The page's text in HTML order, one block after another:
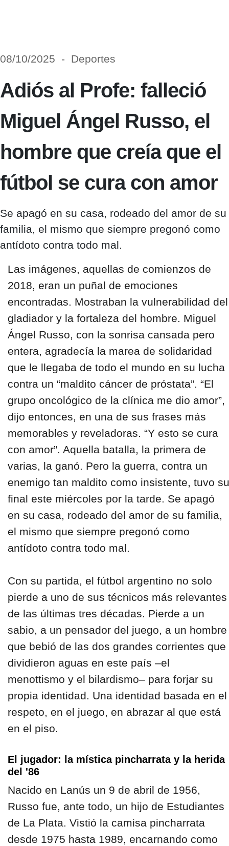
08/10/2025 - Deportes
Adiós al Profe: falleció
Miguel Ángel Russo, el
hombre que creía que el
fútbol se cura con amor
Se apagó en su casa, rodeado del amor de su
familia, el mismo que siempre pregonó como
antídoto contra todo mal.
Las imágenes, aquellas de comienzos de
2018, eran un puñal de emociones
encontradas. Mostraban la vulnerabilidad del
gladiador y la fortaleza del hombre. Miguel
Ángel Russo, con la sonrisa cansada pero
entera, agradecía la marea de solidaridad
que le llegaba de todo el mundo en su lucha
contra un “maldito cáncer de próstata”. “El
grupo oncológico de la clínica me dio amor”,
dijo entonces, en una de sus frases más
memorables y reveladoras. “Y esto se cura
con amor”. Aquella batalla, la primera de
varias, la ganó. Pero la guerra, contra un
enemigo tan maldito como insistente, tuvo su
final este miércoles por la tarde. Se apagó
en su casa, rodeado del amor de su familia,
el mismo que siempre pregonó como
antídoto contra todo mal.
Con su partida, el fútbol argentino no solo
pierde a uno de sus técnicos más relevantes
de las últimas tres décadas. Pierde a un
sabio, a un pensador del juego, a un hombre
que bebió de las dos grandes corrientes que
dividieron aguas en este país –el
menottismo y el bilardismo– para forjar su
propia identidad. Una identidad basada en el
respeto, en el juego, en abrazar al que está
en el piso.
El jugador: la mística pincharrata y la herida
del '86
Nacido en Lanús un 9 de abril de 1956,
Russo fue, ante todo, un hijo de Estudiantes
de La Plata. Vistió la camisa pincharrata
desde 1975 hasta 1989, encarnando como